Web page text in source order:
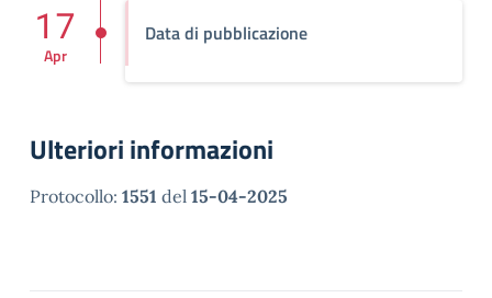
Data di pubblicazione
17
Apr
Ulteriori informazioni
Protocollo: 1551 del 15-04-2025